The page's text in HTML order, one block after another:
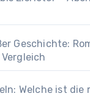
Geschichte:
Welche ist